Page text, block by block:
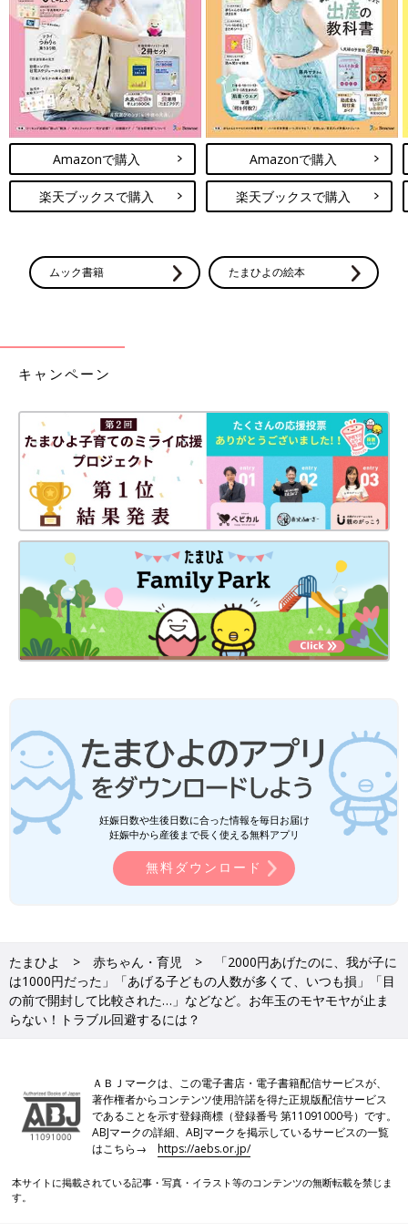
Amazonで購入
楽天ブックスで購入
Amazonで購入
楽天ブックスで購入
ムック書籍 たまひよの絵本
キャンペーン
妊娠日数や生後日数に合った情報を毎日お届け
妊娠中から産後まで長く使える無料アプリ
無料ダウンロード
たまひよ 赤ちゃん・育児
「2000円あげたのに、我が子に
は1000円だった」「あげる子どもの人数が多くて、いつも損」「目
の前で開封して比較された…」などなど。お年玉のモヤモヤが止ま
らない！トラブル回避するには？
ＡＢＪマークは、この電子書店・電子書籍配信サービスが、
著作権者からコンテンツ使用許諾を得た正規版配信サービス
であることを示す登録商標（登録番号 第11091000号）です。
ABJマークの詳細、ABJマークを掲示しているサービスの一覧
はこちら→https://aebs.or.jp/
本サイトに掲載されている記事・写真・イラスト等のコンテンツの無断転載を禁じま
す。